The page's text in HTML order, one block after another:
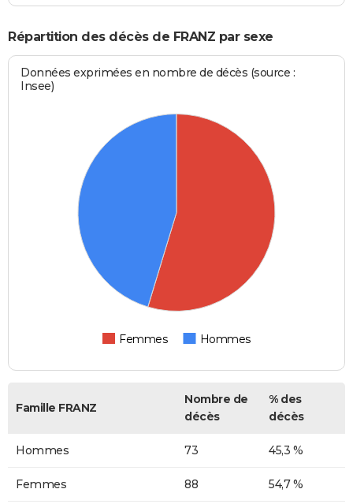
Répartition des décès de FRANZ par sexe
Données exprimées en nombre de décès (source :
Insee)
Femmes Hommes
Famille FRANZ
Nombre de
décès
% des
décès
Hommes 73 45,3 %
Femmes 88 54,7 %